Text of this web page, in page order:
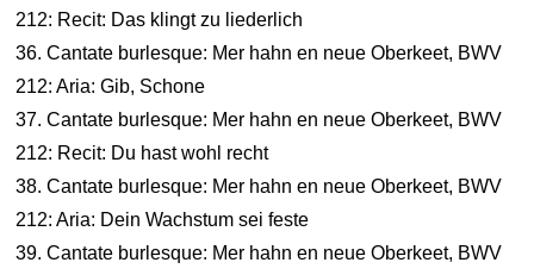
212: Recit: Das klingt zu liederlich
36. Cantate burlesque: Mer hahn en neue Oberkeet, BWV
212: Aria: Gib, Schone
37. Cantate burlesque: Mer hahn en neue Oberkeet, BWV
212: Recit: Du hast wohl recht
38. Cantate burlesque: Mer hahn en neue Oberkeet, BWV
212: Aria: Dein Wachstum sei feste
39. Cantate burlesque: Mer hahn en neue Oberkeet, BWV